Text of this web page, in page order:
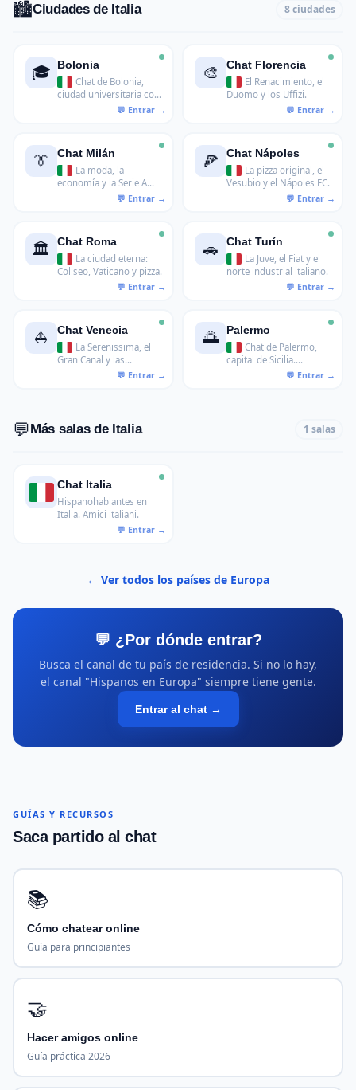
🏙️Ciudades de Italia 8 ciudades
🎓 Bolonia
Chat de Bolonia,
ciudad universitaria con
la universidad más
🎨
Chat Florencia
El Renacimiento, el
Duomo y los Uffizi.
👔
Chat Milán
La moda, la
economía y la Serie A
🍕
Chat Nápoles
La pizza original, el
Vesubio y el Nápoles FC.
🏛️
Chat Roma
La ciudad eterna:
Coliseo, Vaticano y pizza.
🚗
Chat Turín
La Juve, el Fiat y el
norte industrial italiano.
⛵
Chat Venecia
La Serenissima, el
Gran Canal y las
🌅
Palermo
Chat de Palermo,
capital de Sicilia.
Historia árabe,
💬Más salas de Italia 1 salas
Chat Italia
Hispanohablantes en
Italia. Amici italiani.
← Ver todos los países de Europa
💬 ¿Por dónde entrar?
Busca el canal de tu país de residencia. Si no lo hay,
el canal "Hispanos en Europa" siempre tiene gente.
Entrar al chat →
GUÍAS Y RECURSOS
Saca partido al chat
📚
Cómo chatear online
Guía para principiantes
🤝
Hacer amigos online
Guía práctica 2026